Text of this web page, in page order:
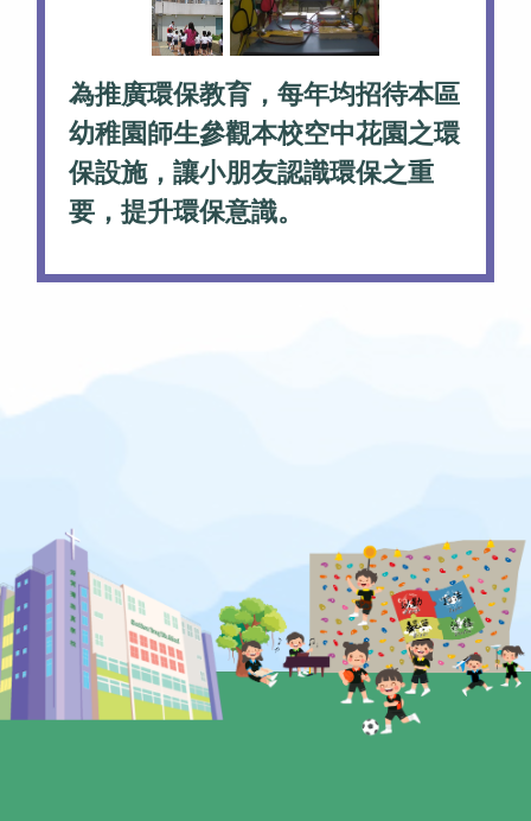
為推廣環保教育，每年均招待本區
幼稚園師生參觀本校空中花園之環
保設施，讓小朋友認識環保之重
要，提升環保意識。